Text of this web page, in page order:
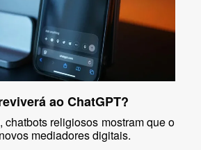
ao ChatGPT?
chatbots religiosos mostram que o
mediadores digitais.